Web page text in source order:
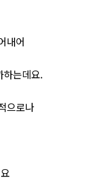
내어
하는데요.
으로나